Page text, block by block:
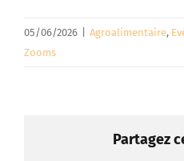
05/06/2026 Agroalimentaire,
Zooms
Partagez